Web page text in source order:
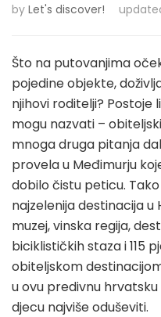
by Let's discover!
Što na putovanjima
pojedine objekte,
njihovi roditelji? Postoje
mogu nazvati –
mnoga druga pitanja
provela u Međimurju
dobilo čistu peticu.
najzelenija destinacija u
muzej, vinska regija,
biciklističkih staza i 115
obiteljskom
u ovu predivnu
djecu najviše oduševiti.